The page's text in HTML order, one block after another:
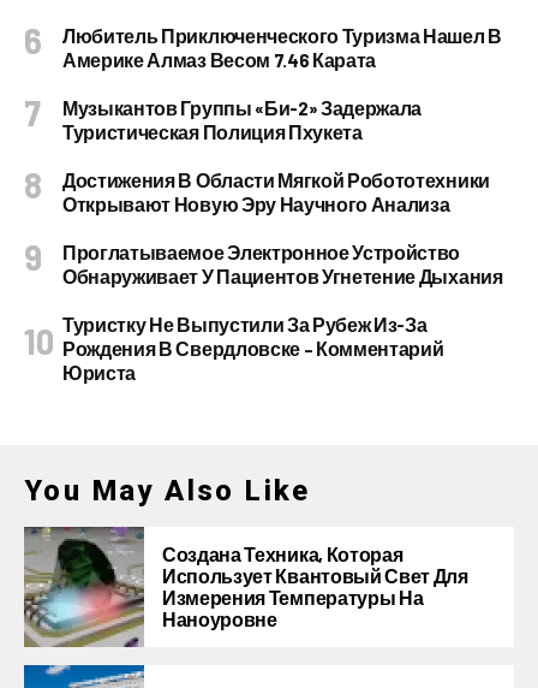
Любитель Приключенческого Туризма Нашел В
Америке Алмаз Весом 7.46 Карата
Музыкантов Группы «Би-2» Задержала
Туристическая Полиция Пхукета
Достижения В Области Мягкой Робототехники
Открывают Новую Эру Научного Анализа
Проглатываемое Электронное Устройство
Обнаруживает У Пациентов Угнетение Дыхания
Туристку Не Выпустили За Рубеж Из-За
Рождения В Свердловске – Комментарий
Юриста
You May Also Like
Создана Техника, Которая
Использует Квантовый Свет Для
Измерения Температуры На
Наноуровне